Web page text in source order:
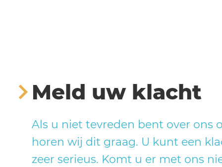
Meld uw klacht
Als u niet tevreden bent over ons
horen wij dit graag. U kunt een
zeer serieus. Komt u er met ons